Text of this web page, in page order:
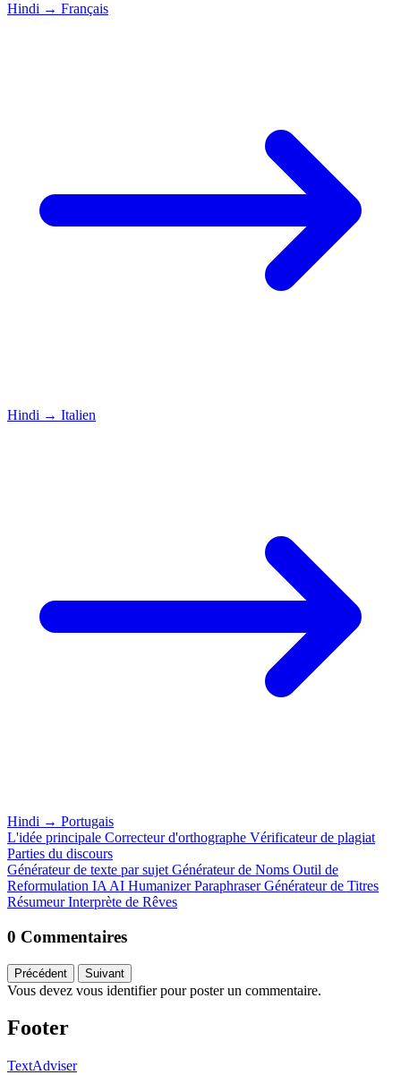
Hindi → Français
Hindi → Italien
Hindi → Portugais
L'idée principale Correcteur d'orthographe Vérificateur de plagiat
Parties du discours
Générateur de texte par sujet Générateur de Noms Outil de
Reformulation IA AI HumanizerParaphraserGénérateur de Titres
RésumeurInterprète de Rêves
0 Commentaires
Précédent Suivant
Vous devez vous identifier pour poster un commentaire.
Footer
TextAdviser